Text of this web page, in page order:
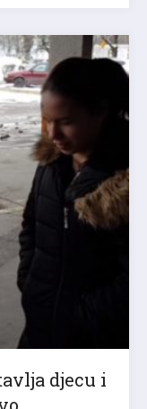
djecu i